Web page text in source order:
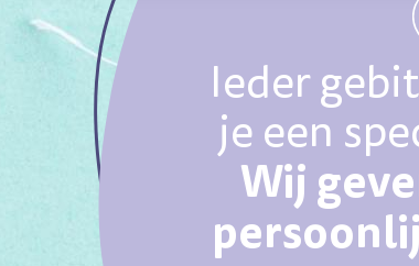
Ieder
je een
Wij